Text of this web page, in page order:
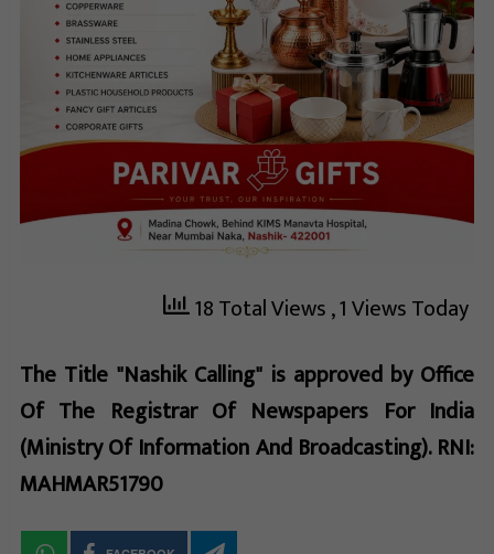
18 Total Views, 1 Views Today
The Title "Nashik Calling" is approved by Office
Of The Registrar Of Newspapers For India
(Ministry Of Information And Broadcasting). RNI:
MAHMAR51790